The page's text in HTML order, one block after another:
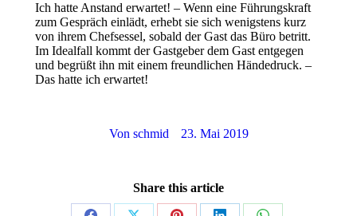
Ich hatte Anstand erwartet! – Wenn eine Führungskraft
zum Gespräch einlädt, erhebt sie sich wenigstens kurz
von ihrem Chefsessel, sobald der Gast das Büro betritt.
Im Idealfall kommt der Gastgeber dem Gast entgegen
und begrüßt ihn mit einem freundlichen Händedruck. –
Das hatte ich erwartet!
Von schmid 23. Mai 2019
Share this article